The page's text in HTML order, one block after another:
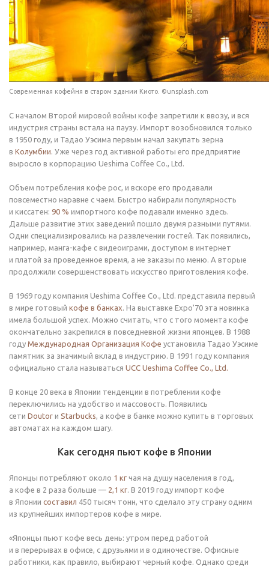
Современная кофейня в старом здании Киото. ©unsplash.com
С началом Второй мировой войны кофе запретили к ввозу, и вся
индустрия страны встала на паузу. Импорт возобновился только
в 1950 году, и Тадао Уэсима первым начал закупать зерна
в Колумбии. Уже через год активной работы его предприятие
выросло в корпорацию Ueshima Coffee Co., Ltd.
Объем потребления кофе рос, и вскоре его продавали
повсеместно наравне с чаем. Быстро набирали популярность
и киссатен: 90 % импортного кофе подавали именно здесь.
Дальше развитие этих заведений пошло двумя разными путями.
Одни специализировались на развлечении гостей. Так появились,
например, манга-кафе с видеоиграми, доступом в интернет
и платой за проведенное время, а не заказы по меню. А вторые
продолжили совершенствовать искусство приготовления кофе.
В 1969 году компания Ueshima Coffee Co., Ltd. представила первый
в мире готовый кофе в банках. На выставке Expo'70 эта новинка
имела большой успех. Можно считать, что с того момента кофе
окончательно закрепился в повседневной жизни японцев. В 1988
году Международная Организация Кофе установила Тадао Уэсиме
памятник за значимый вклад в индустрию. В 1991 году компания
официально стала называться UCC Ueshima Coffee Co., Ltd.
В конце 20 века в Японии тенденции в потреблении кофе
переключились на удобство и массовость. Появились
сети Doutor и Starbucks, а кофе в банке можно купить в торговых
автоматах на каждом шагу.
Как сегодня пьют кофе в Японии
Японцы потребляют около 1 кг чая на душу населения в год,
а кофе в 2 раза больше — 2,1 кг. В 2019 году импорт кофе
в Японии составил 450 тысяч тонн, что сделало эту страну одним
из крупнейших импортеров кофе в мире.
«Японцы пьют кофе весь день: утром перед работой
и в перерывах в офисе, с друзьями и в одиночестве. Офисные
работники, как правило, выбирают черный кофе. Однако среди